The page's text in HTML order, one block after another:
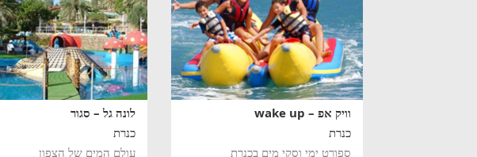
וויק אפ – wake up
כנרת
ספורט ימי וסקי מים בכנרת
לונה גל – סגור
כנרת
עולם המים של הצפון